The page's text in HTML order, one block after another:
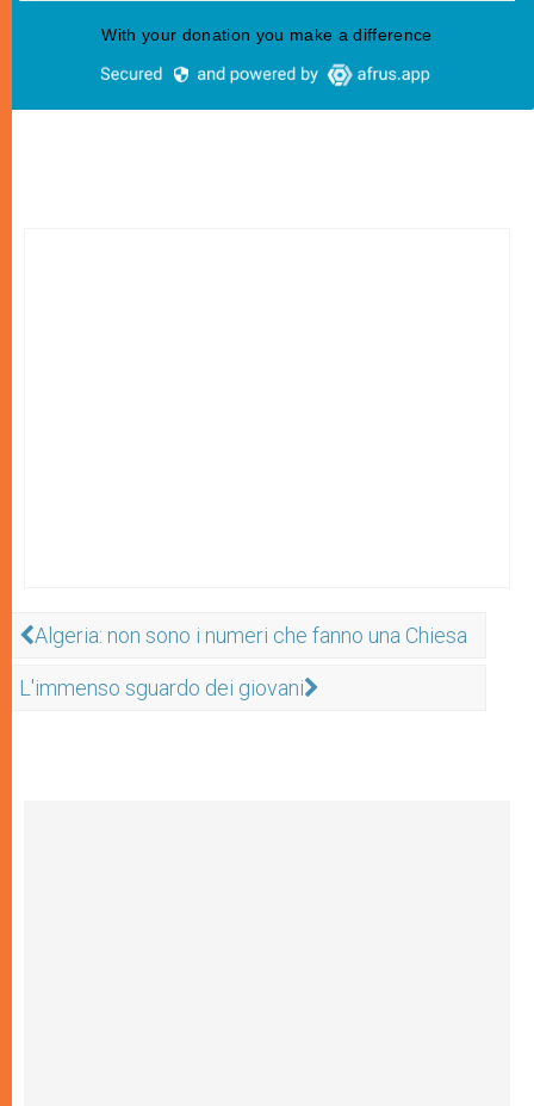
Algeria: non sono i numeri che fanno una Chiesa
L'immenso sguardo dei giovani